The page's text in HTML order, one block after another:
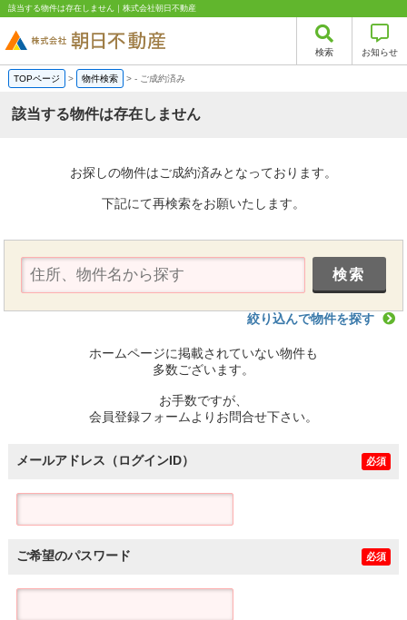
該当する物件は存在しません｜株式会社朝日不動産
検索 お知らせ
TOPページ > 物件検索 >- ご成約済み
該当する物件は存在しません
お探しの物件はご成約済みとなっております。
下記にて再検索をお願いたします。
絞り込んで物件を探す
ホームページに掲載されていない物件も
多数ございます。
お手数ですが、
会員登録フォームよりお問合せ下さい。
メールアドレス（ログインID） 必須
ご希望のパスワード 必須